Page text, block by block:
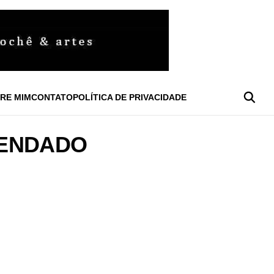
MIMCONTATOPOLÍTICA DE PRIVACIDADE